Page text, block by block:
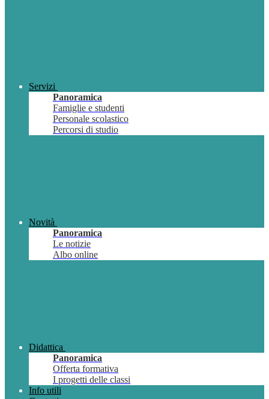
Servizi
Panoramica
Famiglie e studenti
Personale scolastico
Percorsi di studio
Novità
Panoramica
Le notizie
Albo online
Didattica
Panoramica
Offerta formativa
I progetti delle classi
Info utili